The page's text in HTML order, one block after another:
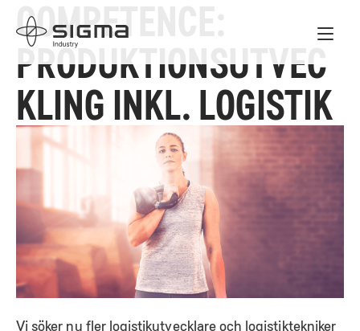
Home
COMPETENCE:
PRODUKTIONSUTVEC
KLING INKL. LOGISTIK
Vi söker nu fler logistikutvecklare och logistiktekniker